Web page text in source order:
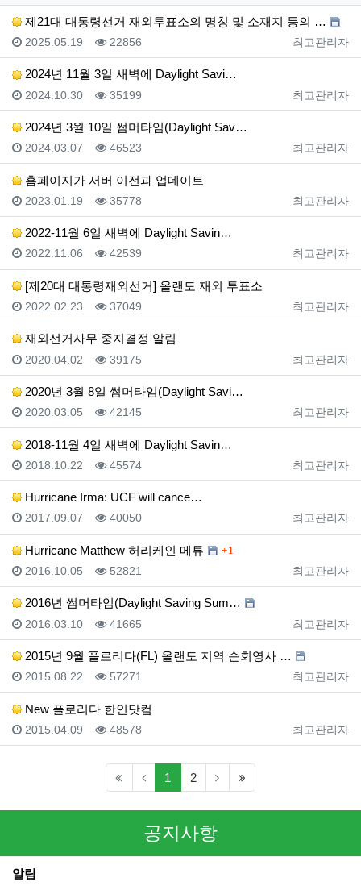
제21대 대통령선거 재외투표소의 명칭 및 소재지 등의 …
등록자
최고관리자
등록일
2025.05.19 조회
22856
2024년 11월 3일 새벽에 Daylight Savi…
등록자
최고관리자
등록일
2024.10.30 조회
35199
2024년 3월 10일 썸머타임(Daylight Sav…
등록자
최고관리자
등록일
2024.03.07 조회
46523
홈페이지가 서버 이전과 업데이트
등록자
최고관리자
등록일
2023.01.19 조회
35778
2022-11월 6일 새벽에 Daylight Savin…
등록자
최고관리자
등록일
2022.11.06 조회
42539
[제20대 대통령재외선거] 올랜도 재외 투표소
등록자
최고관리자
등록일
2022.02.23 조회
37049
재외선거사무 중지결정 알림
등록자
최고관리자
등록일
2020.04.02 조회
39175
2020년 3월 8일 썸머타임(Daylight Savi…
등록자
최고관리자
등록일
2020.03.05 조회
42145
2018-11월 4일 새벽에 Daylight Savin…
등록자
최고관리자
등록일
2018.10.22 조회
45574
Hurricane Irma: UCF will cance…
등록자
최고관리자
등록일
2017.09.07 조회
40050
Hurricane Matthew 허리케인 메튜 댓글
1
등록자
최고관리자
등록일
2016.10.05 조회
52821
2016년 썸머타임(Daylight Saving Sum…
등록자
최고관리자
등록일
2016.03.10 조회
41665
2015년 9월 플로리다(FL) 올랜도 지역 순회영사 …
등록자
최고관리자
등록일
2015.08.22 조회
57271
New 플로리다 한인닷컴
등록자
최고관리자
등록일
2015.04.09 조회
48578
1 (current)
2 (last)
공지사항
알림